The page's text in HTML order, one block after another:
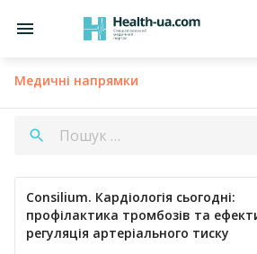
Медичні напрямки
Consilium. Кардіологія сьогодні:
профілактика тромбозів та
регуляція артеріального тиску